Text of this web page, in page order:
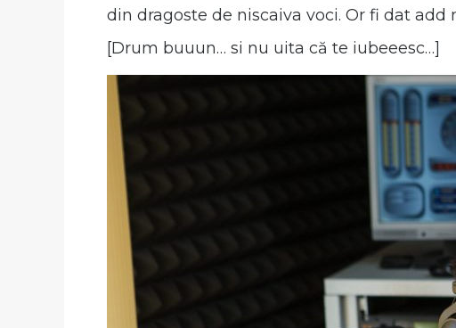
din dragoste de niscaiva voci. Or fi dat
[Drum buuun… si nu uita că te iubeeesc…]